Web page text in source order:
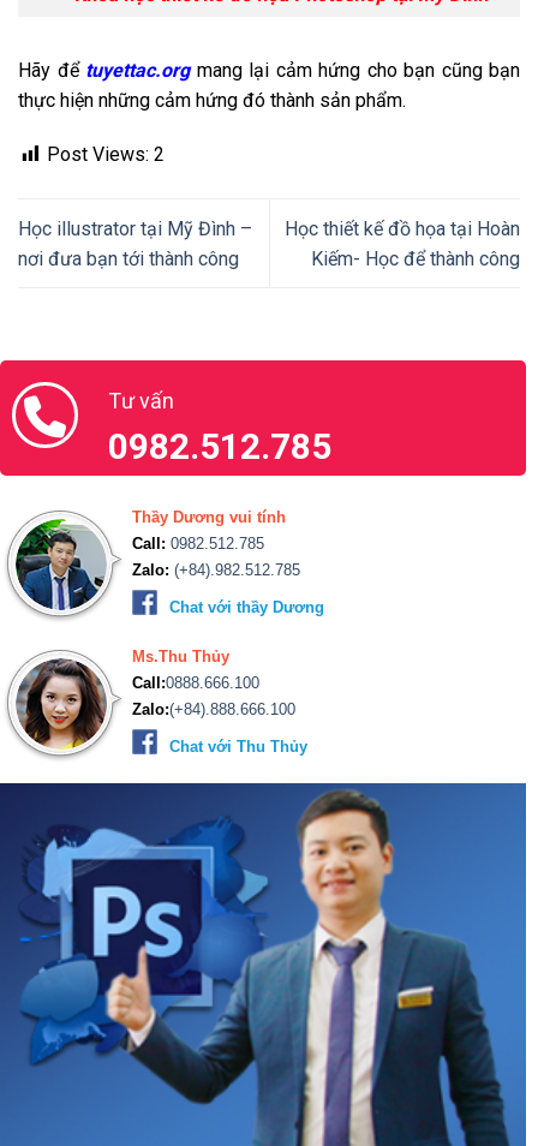
Hãy để tuyettac.orgmang lại cảm hứng cho bạn cũng bạn
thực hiện những cảm hứng đó thành sản phẩm.
Post Views: 2
Học illustrator tại Mỹ Đình –
nơi đưa bạn tới thành công
Học thiết kế đồ họa tại Hoàn
Kiếm- Học để thành công
Tư vấn
0982.512.785
Thầy Dương vui tính
Call: 0982.512.785
Zalo: (+84).982.512.785
Chat với thầy Dương
Ms.Thu Thủy
Call:0888.666.100
Zalo:(+84).888.666.100
Chat với Thu Thủy